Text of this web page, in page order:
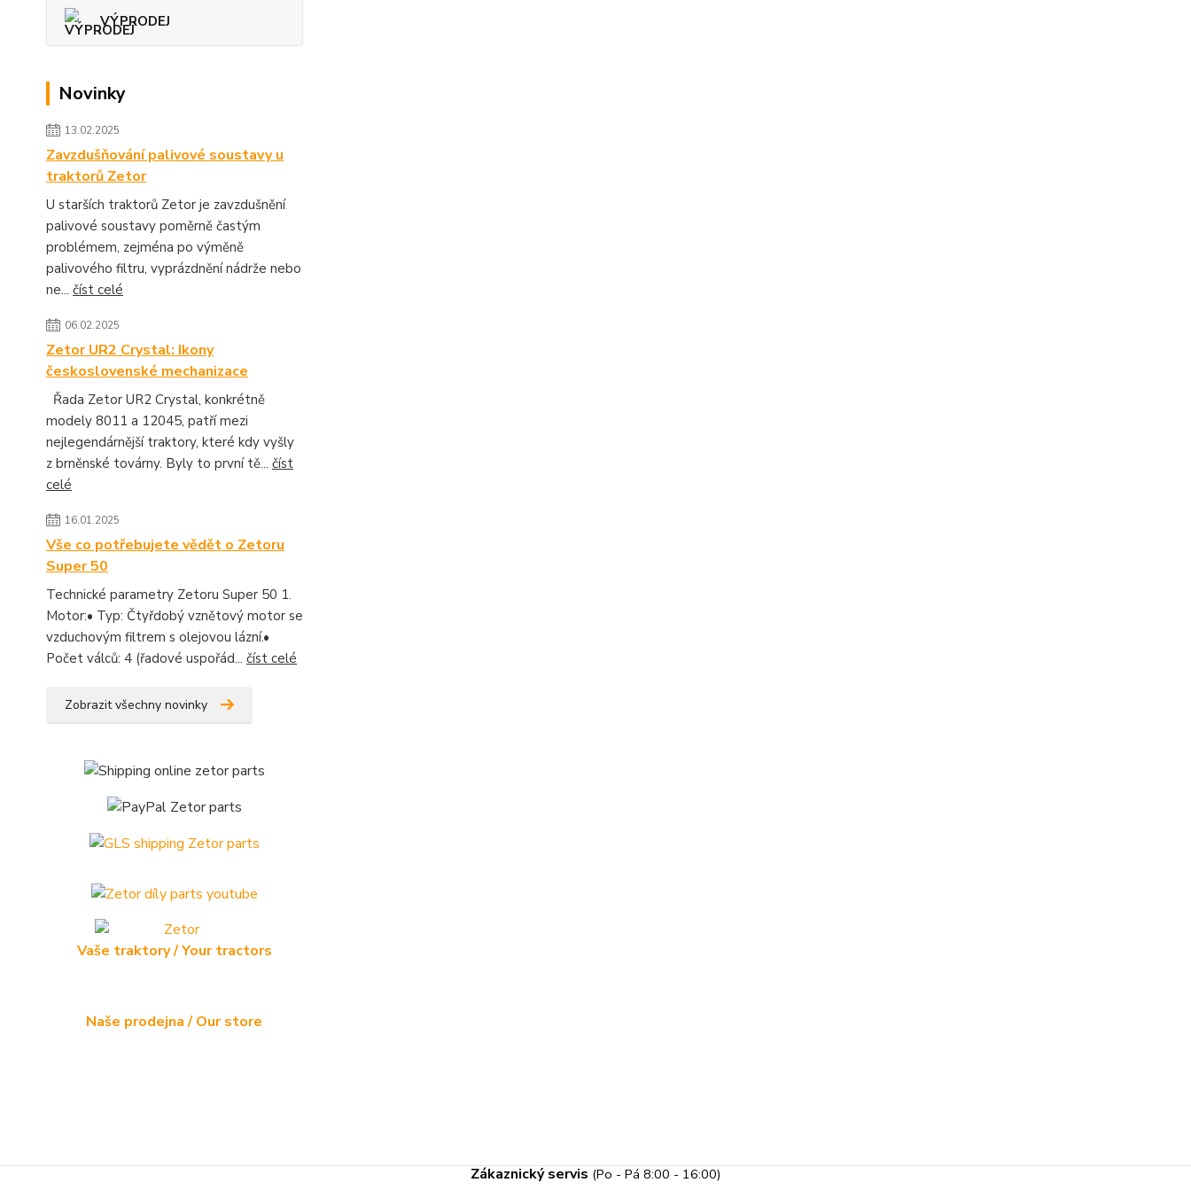
VÝPRODEJ
Novinky
13.02.2025
Zavzdušňování palivové soustavy u
traktorů Zetor
U starších traktorů Zetor je zavzdušnění
palivové soustavy poměrně častým
problémem, zejména po výměně
palivového filtru, vyprázdnění nádrže nebo
ne... číst celé
06.02.2025
Zetor UR2 Crystal: Ikony
československé mechanizace
Řada Zetor UR2 Crystal, konkrétně
modely 8011 a 12045, patří mezi
nejlegendárnější traktory, které kdy vyšly
z brněnské továrny. Byly to první tě... číst
celé
16.01.2025
Vše co potřebujete vědět o Zetoru
Super 50
Technické parametry Zetoru Super 50 1.
Motor:• Typ: Čtyřdobý vznětový motor se
vzduchovým filtrem s olejovou lázní.•
Počet válců: 4 (řadové uspořád... číst celé
Zobrazit všechny novinky
Vaše traktory / Your tractors
Naše prodejna / Our store
Zákaznický servis (Po - Pá 8:00 - 16:00)